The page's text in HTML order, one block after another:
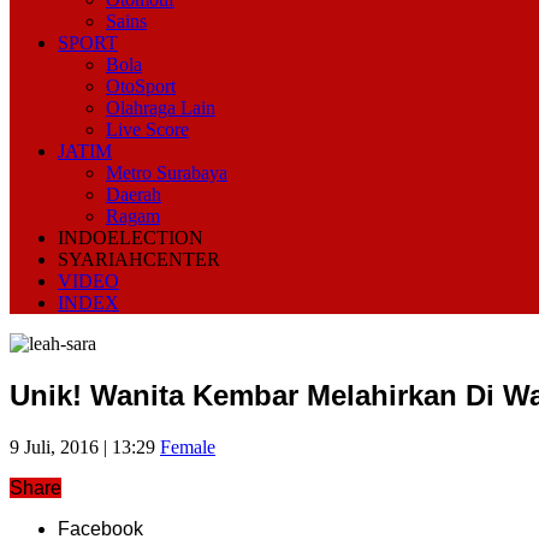
Sains
SPORT
Bola
OtoSport
Olahraga Lain
Live Score
JATIM
Metro Surabaya
Daerah
Ragam
INDOELECTION
SYARIAHCENTER
VIDEO
INDEX
Unik! Wanita Kembar Melahirkan Di
9 Juli, 2016 | 13:29 Female
Share
Facebook